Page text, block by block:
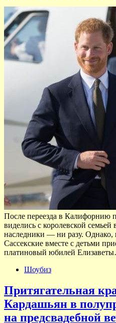
После переезда в
виделись с королевской семьей
наследники — ни разу. Однако,
Сассекские вместе с детьми
платиновый юбилей
Шоубиз
Притягательная
Кардашьян в
на предсвадебной